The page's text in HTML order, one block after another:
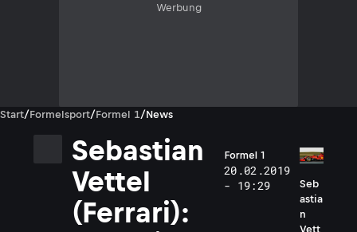
Werbung
Start/Formelsport/Formel 1/News
Sebastian
Vettel
(Ferrari):
Formel 1
20.02.2019
- 19:29
Seb
astia
n
Vett